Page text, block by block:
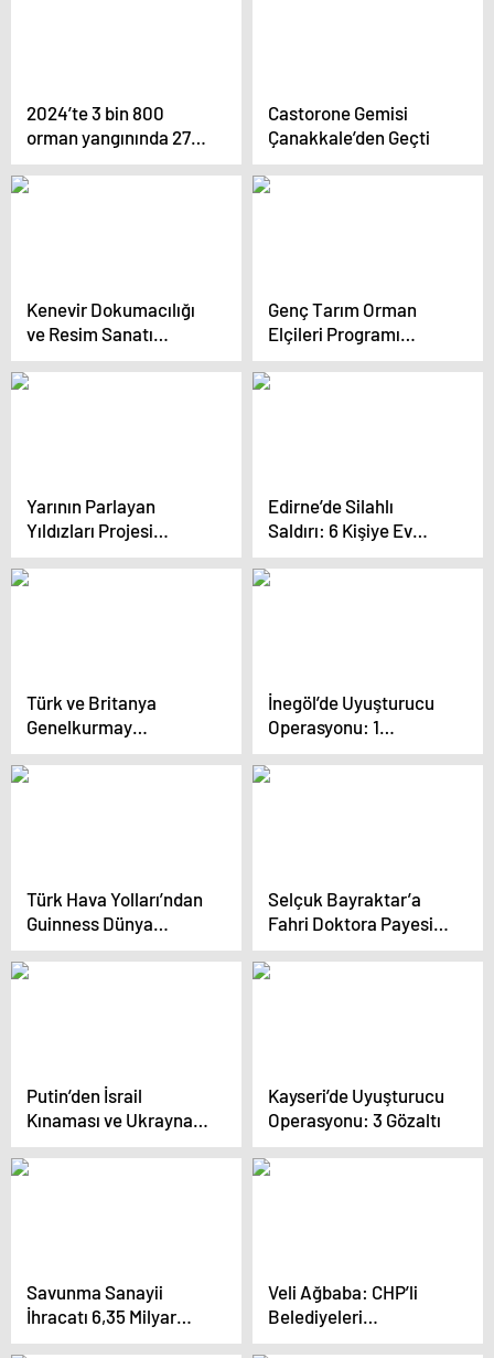
2024’te 3 bin 800
orman yangınında 27
bin hektar alan zarar
gördü
Castorone Gemisi
Çanakkale’den Geçti
Kenevir Dokumacılığı
ve Resim Sanatı
Buluştu
Genç Tarım Orman
Elçileri Programı
Kırşehir’de
Yarının Parlayan
Yıldızları Projesi
Kapanış Töreni
Edirne’de Silahlı
Saldırı: 6 Kişiye Ev
Hapsi
Türk ve Britanya
Genelkurmay
Başkanları Görüştü
İnegöl’de Uyuşturucu
Operasyonu: 1
Tutuklama
Türk Hava Yolları’ndan
Guinness Dünya
Rekoru
Selçuk Bayraktar’a
Fahri Doktora Payesi
Verildi
Putin’den İsrail
Kınaması ve Ukrayna
Açıklamaları
Kayseri’de Uyuşturucu
Operasyonu: 3 Gözaltı
Savunma Sanayii
İhracatı 6,35 Milyar
Doları Geçti
Veli Ağbaba: CHP’li
Belediyeleri
Silkeleyerek Hizmeti